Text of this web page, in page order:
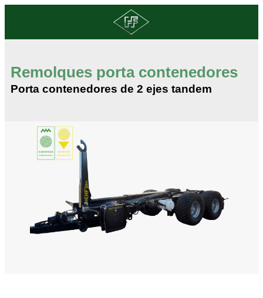
Remolques porta contenedores
Porta contenedores de 2 ejes tandem